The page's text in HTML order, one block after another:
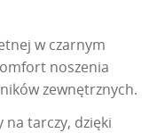
w czarnym
noszenia
zewnętrznych.
na tarczy, dzięki